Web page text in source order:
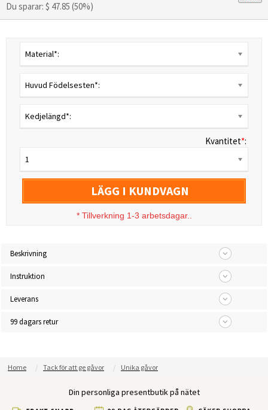
Du sparar: $ 47.85 (50%)
Material*:
Huvud Födelsesten*:
Kedjelängd*:
Kvantitet*:
1
LÄGG I KUNDVAGN
* Tillverkning 1-3 arbetsdagar..
Beskrivning
Instruktion
Leverans
99 dagars retur
Home Tack för att ge gåvor Unika gåvor
Din personliga presentbutik på nätet